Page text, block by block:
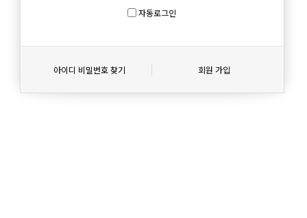
자동로그인
아이디 비밀번호 찾기 회원 가입